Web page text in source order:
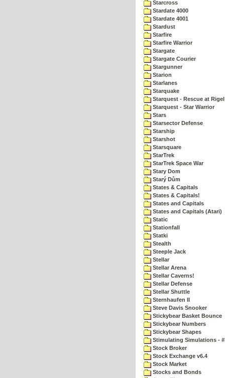
Starcross
Stardate 4000
Stardate 4001
Stardust
Starfire
Starfire Warrior
Stargate
Stargate Courier
Stargunner
Starion
Starlanes
Starquake
Starquest - Rescue at Rigel
Starquest - Star Warrior
Stars
Starsector Defense
Starship
Starshot
Starsquare
StarTrek
StarTrek Space War
Stary Dom
Starý Dům
States & Capitals
States & Capitals!
States and Capitals
States and Capitals (Atari)
Static
Stationfall
Statki
Stealth
Steeple Jack
Stellar
Stellar Arena
Stellar Caverns!
Stellar Defense
Stellar Shuttle
Sternhaufen II
Steve Davis Snooker
Stickybear Basket Bounce
Stickybear Numbers
Stickybear Shapes
Stimulating Simulations -
Stock Broker
Stock Exchange v6.4
Stock Market
Stocks and Bonds